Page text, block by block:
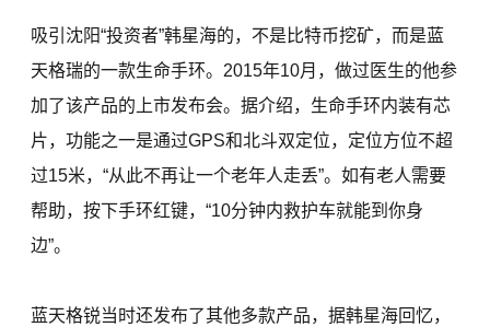
吸引沈阳“投资者”韩星海的，不是比特币挖矿，而是蓝
天格瑞的一款生命手环。2015年10月，做过医生的他参
加了该产品的上市发布会。据介绍，生命手环内装有芯
片，功能之一是通过GPS和北斗双定位，定位方位不超
过15米，“从此不再让一个老年人走丢”。如有老人需要
帮助，按下手环红键，“10分钟内救护车就能到你身
边”。
蓝天格锐当时还发布了其他多款产品，据韩星海回忆，